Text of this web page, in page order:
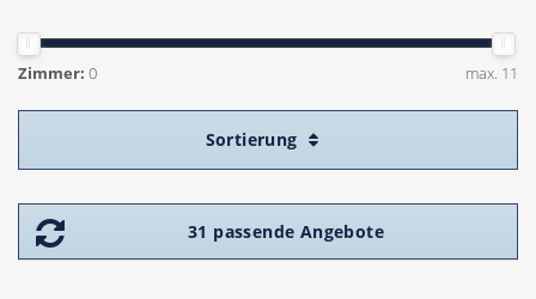
Zimmer: 0 max. 11
Sortierung
31 passende Angebote